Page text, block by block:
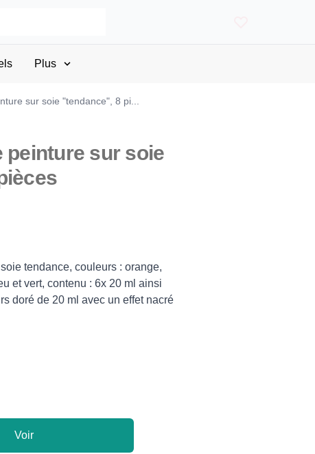
Plus
sur soie "tendance", 8 pi...
peinture sur soie
tendance, couleurs : orange,
et vert, contenu : 6x 20 ml ainsi
doré de 20 ml avec un effet nacré
Voir